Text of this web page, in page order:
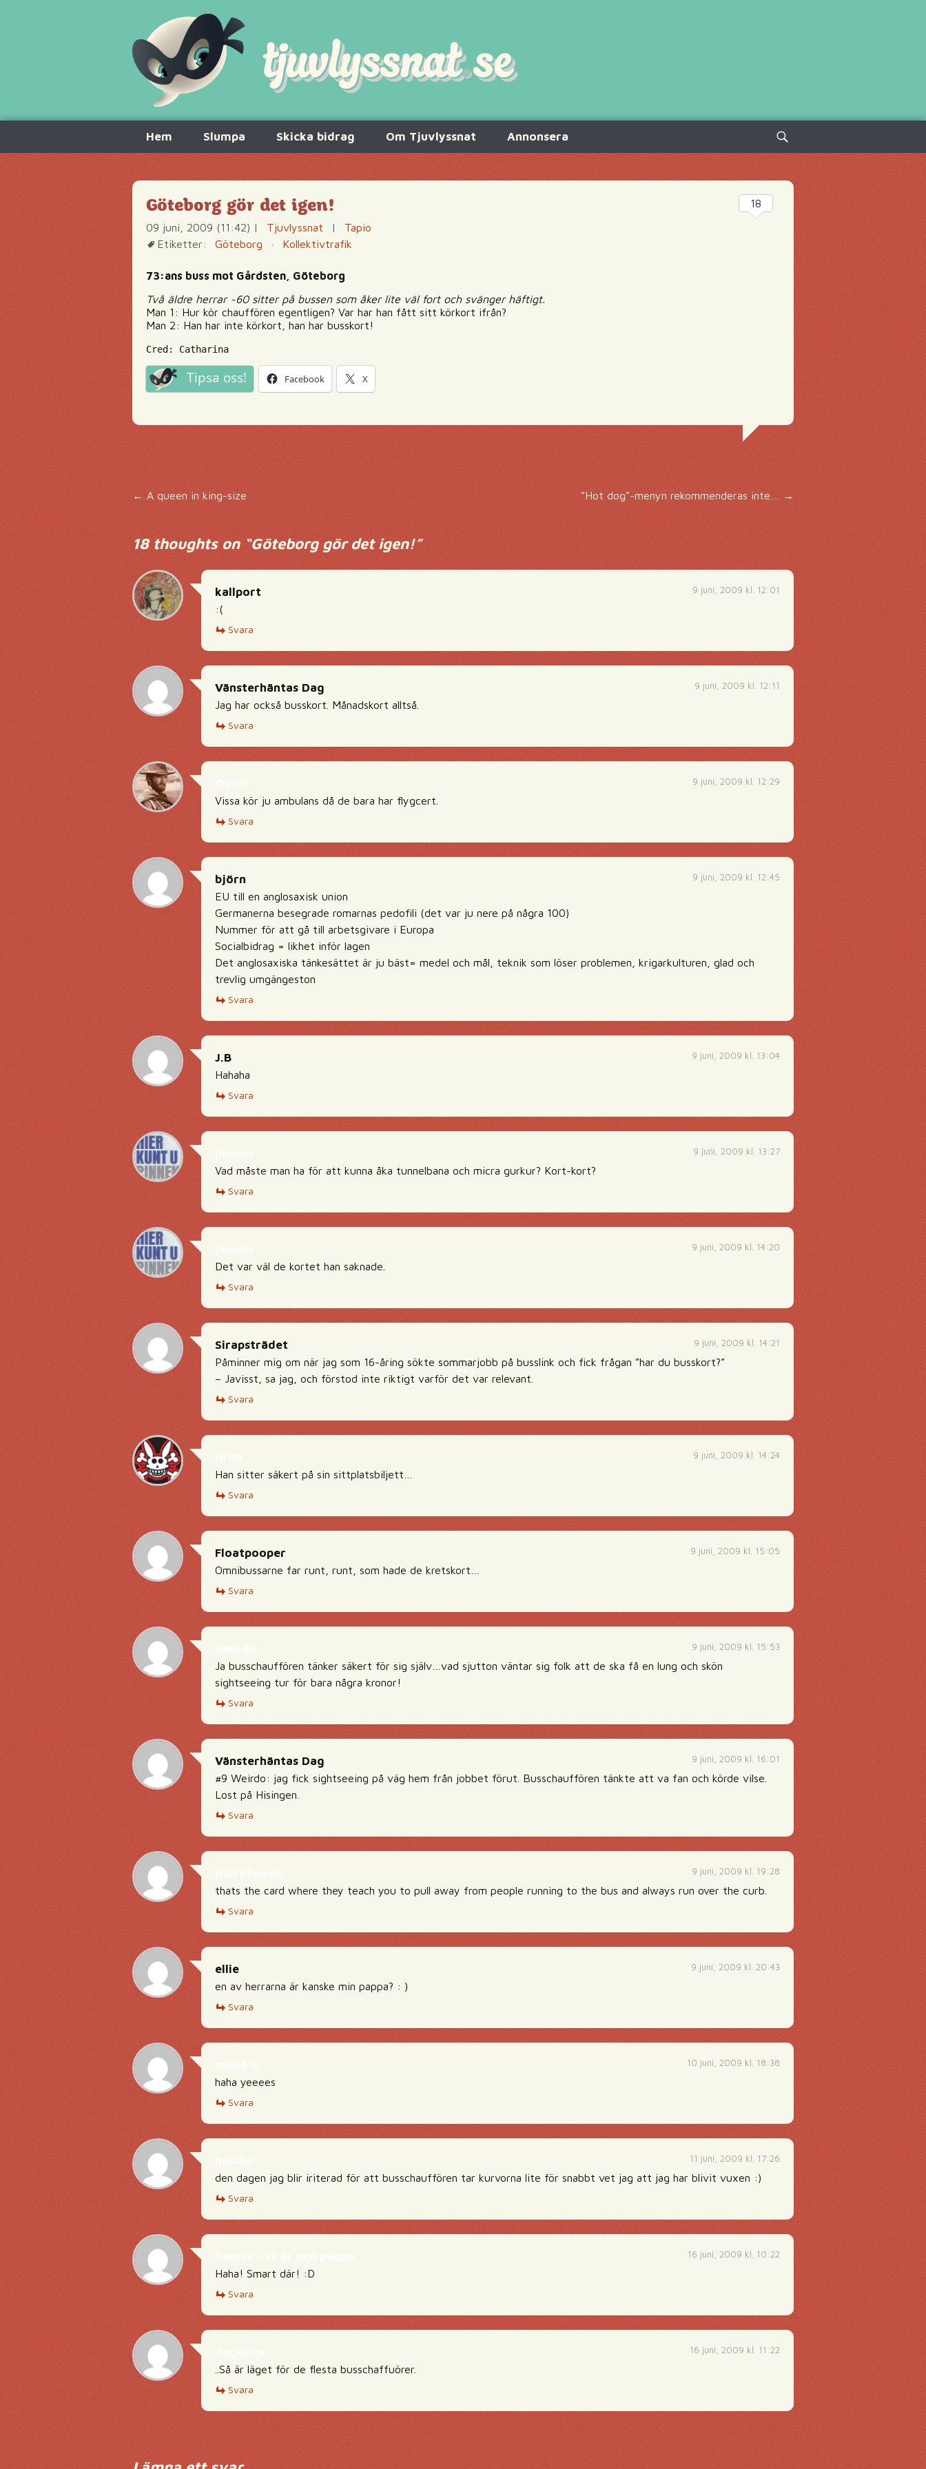
innehåll
Hem Slumpa Skicka bidrag Om Tjuvlyssnat Annonsera
Sök
efter:
Göteborg gör det igen!
09 juni, 2009 (11:42) | Tjuvlyssnat |
Tapio
Etiketter:
Göteborg · Kollektivtrafik
73:ans buss mot Gårdsten, Göteborg
Två äldre herrar ~60 sitter på bussen som åker lite väl fort och svänger häftigt.
Man 1: Hur kör chauffören egentligen? Var har han fått sitt körkort ifrån?
Man 2: Han har inte körkort, han har busskort!
Cred: Catharina
Tipsa oss! Facebook X
18
Inläggsnavigering
←A queen in king-size ”Hot dog”-menyn rekommenderas inte… →
18 thoughts on “Göteborg gör det igen!”
9 juni, 2009 kl. 12:01
kallport
:(
Svara
9 juni, 2009 kl. 12:11
Vänsterhäntas Dag
Jag har också busskort. Månadskort alltså.
Svara
9 juni, 2009 kl. 12:29
Vissa kör ju ambulans då de bara har flygcert.
Svara
9 juni, 2009 kl. 12:45
björn
EU till en anglosaxisk union
Germanerna besegrade romarnas pedofili (det var ju nere på några 100)
Nummer för att gå till arbetsgivare i Europa
Socialbidrag = likhet inför lagen
Det anglosaxiska tänkesättet är ju bäst= medel och mål, teknik som löser problemen, krigarkulturen, glad och
trevlig umgängeston
Svara
9 juni, 2009 kl. 13:04
J.B
Hahaha
Svara
9 juni, 2009 kl. 13:27
Vad måste man ha för att kunna åka tunnelbana och micra gurkur? Kort-kort?
Svara
9 juni, 2009 kl. 14:20
Det var väl de kortet han saknade.
Svara
9 juni, 2009 kl. 14:21
Sirapsträdet
Påminner mig om när jag som 16-åring sökte sommarjobb på busslink och fick frågan ”har du busskort?”
– Javisst, sa jag, och förstod inte riktigt varför det var relevant.
Svara
9 juni, 2009 kl. 14:24
Han sitter säkert på sin sittplatsbiljett…
Svara
9 juni, 2009 kl. 15:05
Floatpooper
Omnibussarne far runt, runt, som hade de kretskort…
Svara
9 juni, 2009 kl. 15:53
Ja busschauffören tänker säkert för sig själv…vad sjutton väntar sig folk att de ska få en lung och skön
sightseeing tur för bara några kronor!
Svara
9 juni, 2009 kl. 16:01
Vänsterhäntas Dag
#9 Weirdo: jag fick sightseeing på väg hem från jobbet förut. Busschauffören tänkte att va fan och körde vilse.
Lost på Hisingen.
Svara
9 juni, 2009 kl. 19:28
thats the card where they teach you to pull away from people running to the bus and always run over the curb.
Svara
9 juni, 2009 kl. 20:43
ellie
en av herrarna är kanske min pappa? : )
Svara
10 juni, 2009 kl. 18:38
haha yeeees
Svara
11 juni, 2009 kl. 17:26
den dagen jag blir iriterad för att busschauffören tar kurvorna lite för snabbt vet jag att jag har blivit vuxen :)
Svara
16 juni, 2009 kl. 10:22
Haha! Smart där! :D
Svara
16 juni, 2009 kl. 11:22
..Så är läget för de flesta busschaffuörer.
Svara